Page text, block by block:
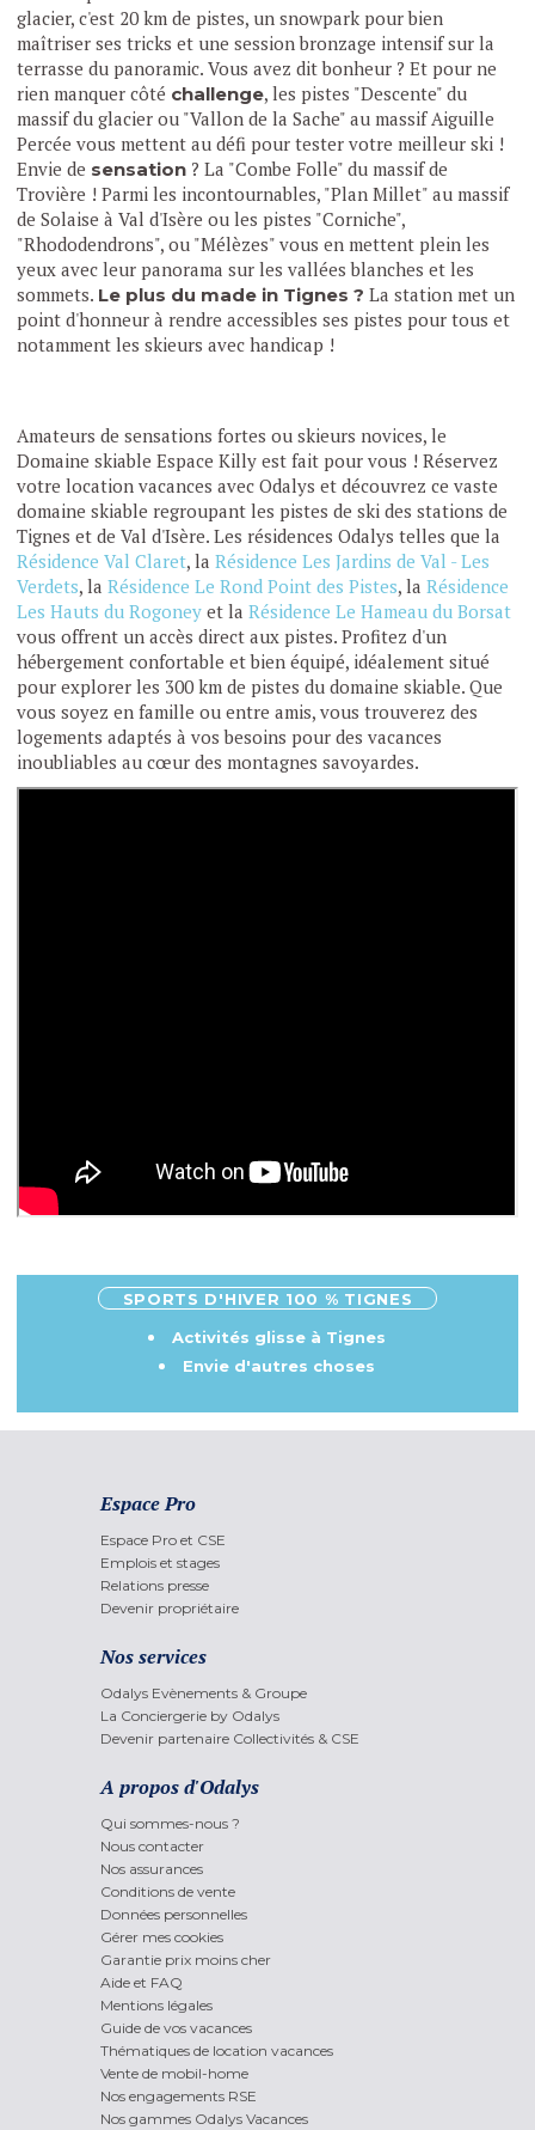
glacier, c'est 20 km de pistes, un snowpark pour bien
maîtriser ses tricks et une session bronzage intensif sur la
terrasse du panoramic. Vous avez dit bonheur ? Et pour ne
rien manquer côté challenge, les pistes "Descente" du
massif du glacier ou "Vallon de la Sache" au massif Aiguille
Percée vous mettent au défi pour tester votre meilleur ski !
Envie de sensation ? La "Combe Folle" du massif de
Trovière ! Parmi les incontournables, "Plan Millet" au massif
de Solaise à Val d'Isère ou les pistes "Corniche",
"Rhododendrons", ou "Mélèzes" vous en mettent plein les
yeux avec leur panorama sur les vallées blanches et les
sommets. Le plus du made in Tignes ? La station met un
point d'honneur à rendre accessibles ses pistes pour tous et
notamment les skieurs avec handicap !
Amateurs de sensations fortes ou skieurs novices, le
Domaine skiable Espace Killy est fait pour vous ! Réservez
votre location vacances avec Odalys et découvrez ce vaste
domaine skiable regroupant les pistes de ski des stations de
Tignes et de Val d'Isère. Les résidences Odalys telles que la
Résidence Val Claret, laRésidence Les Jardins de Val - Les
Verdets, laRésidence Le Rond Point des Pistes, laRésidence
Les Hauts du Rogoney et laRésidence Le Hameau du Borsat
vous offrent un accès direct aux pistes. Profitez d'un
hébergement confortable et bien équipé, idéalement situé
pour explorer les 300 km de pistes du domaine skiable. Que
vous soyez en famille ou entre amis, vous trouverez des
logements adaptés à vos besoins pour des vacances
inoubliables au cœur des montagnes savoyardes.
SPORTS D'HIVER 100 % TIGNES
Activités glisse à Tignes
Envie d'autres choses
Espace Pro
Espace Pro et CSE
Emplois et stages
Relations presse
Devenir propriétaire
Nos services
Odalys Evènements & Groupe
La Conciergerie by Odalys
Devenir partenaire Collectivités & CSE
A propos d'Odalys
Qui sommes-nous ?
Nous contacter
Nos assurances
Conditions de vente
Données personnelles
Gérer mes cookies
Garantie prix moins cher
Aide et FAQ
Mentions légales
Guide de vos vacances
Thématiques de location vacances
Vente de mobil-home
Nos engagements RSE
Nos gammes Odalys Vacances